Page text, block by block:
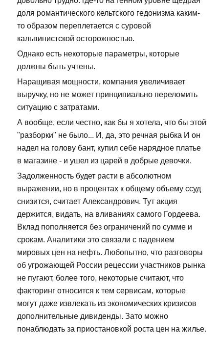
доля романтического кельтского гедонизма каким-
то образом переплетается с суровой
кальвинистской осторожностью.
Однако есть некоторые параметры, которые
должны быть учтены.
Наращивая мощности, компания увеличивает
выручку, но не может принципиально переломить
ситуацию с затратами.
А вообще, если честно, как бы я хотела, что бы этой
"разборки" не было... И, да, это речная рыбка И он
надел на голову бант, купил себе нарядное платье
в магазине - и ушел из царей в добрые девочки.
Задолженность будет расти в абсолютном
выражении, но в процентах к общему объему ссуд
снизится, считает Александрович. Тут акция
держится, видать, на вливаниях самого Гордеева.
Вклад пополняется без ограничений по сумме и
срокам. Аналитики это связали с падением
мировых цен на нефть. Любопытно, что разговоры
об угрожающей России рецессии участников рынка
не пугают, более того, некоторые считают, что
факторинг относится к тем сервисам, которые
могут даже извлекать из экономических кризисов
дополнительные дивиденды. Зато можно
понаблюдать за приостановкой роста цен на жилье.